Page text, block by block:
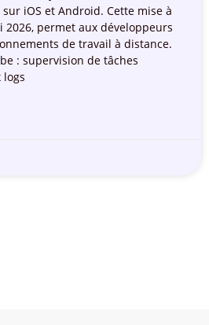
sur iOS et Android. Cette mise à
2026, permet aux développeurs
de travail à distance.
: supervision de tâches
logs